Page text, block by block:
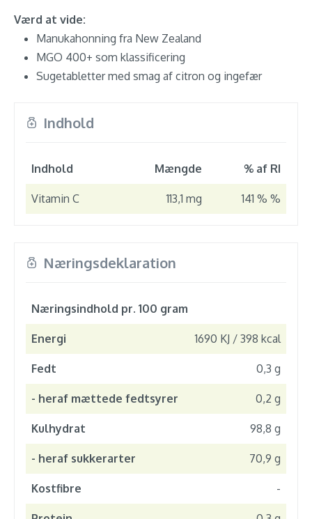
Værd at vide:
Manukahonning fra New Zealand
MGO 400+ som klassificering
Sugetabletter med smag af citron og ingefær
Indhold
Indhold Mængde % af RI
Vitamin C 113,1 mg 141 % %
Næringsdeklaration
Næringsindhold pr. 100 gram
Energi 1690 KJ / 398 kcal
Fedt 0,3 g
- heraf mættede fedtsyrer 0,2 g
Kulhydrat 98,8 g
- heraf sukkerarter 70,9 g
Kostfibre -